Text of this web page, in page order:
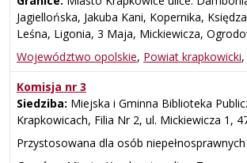
Jagiellońska, Jakuba Kani, Kopernika,
Leśna, Ligonia, 3 Maja, Mickiewicza,
Województwo opolskie, Powiat krapkowicki,
Komisja nr 3
Siedziba: Miejska i Gminna Biblioteka
Krapkowicach, Filia Nr 2, ul. Mickiewicza 1,
Przystosowana dla osób niepełnosprawnych